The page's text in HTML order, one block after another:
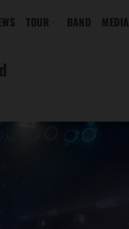
TOUR BAND MEDIA